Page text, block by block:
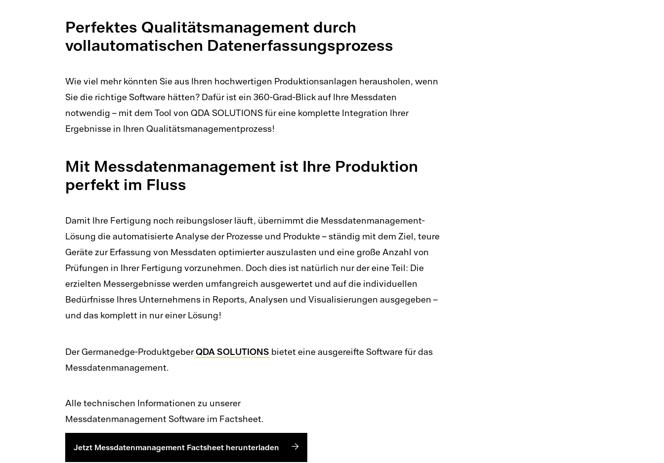
Perfektes Qualitätsmanagement durch
vollautomatischen Datenerfassungsprozess
Wie viel mehr könnten Sie aus Ihren hochwertigen Produktionsanlagen herausholen, wenn
Sie die richtige Software hätten? Dafür ist ein 360-Grad-Blick auf Ihre Messdaten
notwendig – mit dem Tool von QDA SOLUTIONS für eine komplette Integration Ihrer
Ergebnisse in Ihren Qualitätsmanagementprozess!
Mit Messdatenmanagement ist Ihre Produktion
perfekt im Fluss
Damit Ihre Fertigung noch reibungsloser läuft, übernimmt die Messdatenmanagement-
Lösung die automatisierte Analyse der Prozesse und Produkte – ständig mit dem Ziel, teure
Geräte zur Erfassung von Messdaten optimierter auszulasten und eine große Anzahl von
Prüfungen in Ihrer Fertigung vorzunehmen. Doch dies ist natürlich nur der eine Teil: Die
erzielten Messergebnisse werden umfangreich ausgewertet und auf die individuellen
Bedürfnisse Ihres Unternehmens in Reports, Analysen und Visualisierungen ausgegeben –
und das komplett in nur einer Lösung!
Der Germanedge-Produktgeber QDA SOLUTIONS bietet eine ausgereifte Software für das
Messdatenmanagement.
Alle technischen Informationen zu unserer
Messdatenmanagement Software im Factsheet.
Jetzt Messdatenmanagement Factsheet herunterladen